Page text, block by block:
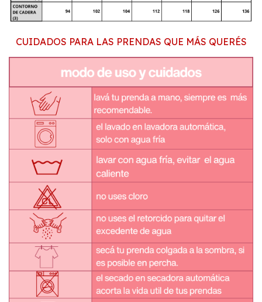
CUIDADOS PARA LAS PRENDAS QUE MÁS QUERÉS